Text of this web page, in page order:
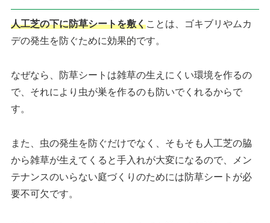
人工芝の下に防草シートを敷くことは、ゴキブリやムカ
デの発生を防ぐために効果的です。
なぜなら、防草シートは雑草の生えにくい環境を作るの
で、それにより虫が巣を作るのも防いでくれるからで
す。
また、虫の発生を防ぐだけでなく、そもそも人工芝の脇
から雑草が生えてくると手入れが大変になるので、メン
テナンスのいらない庭づくりのためには防草シートが必
要不可欠です。